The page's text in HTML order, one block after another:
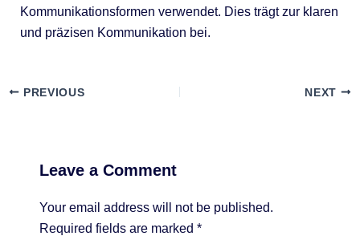
Kommunikationsformen verwendet. Dies trägt zur klaren
und präzisen Kommunikation bei.
PREVIOUS NEXT
Leave a Comment
Your email address will not be published.
Required fields are marked *